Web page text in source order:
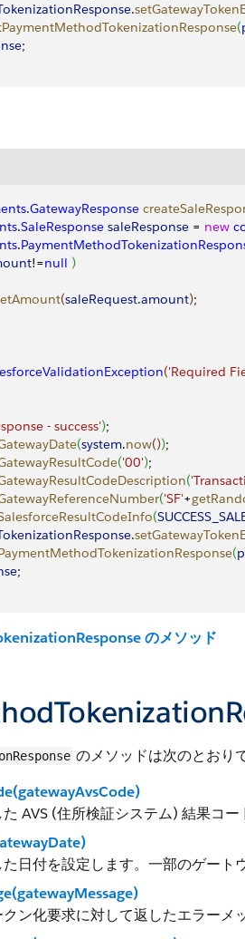
.
(
;
.GatewayResponse
.SaleResponse saleResponse = new
.
!=null )
(saleRequest.amount);
('Required
- success');
(system.now());
('00');
(
('SF'+
(
.
(
;
のメソッド
のメソッドは次のとおりで
AVS (住所検証システム) 結果コ
日付を設定します。一部のゲート
ン化要求に対して返したエラーメ